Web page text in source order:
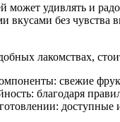
может удивлять и
вкусами без
лакомствах,
свежие
благодаря